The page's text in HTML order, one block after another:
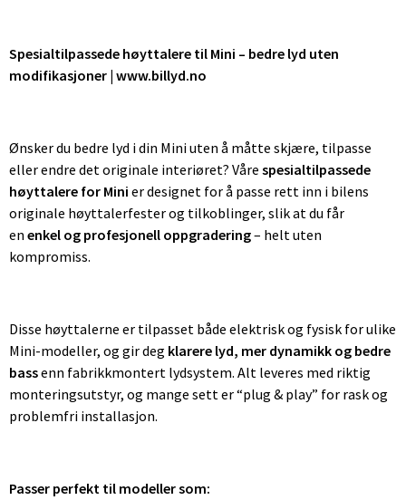
Spesialtilpassede høyttalere til Mini – bedre lyd uten
modifikasjoner | www.billyd.no
Ønsker du bedre lyd i din Mini uten å måtte skjære, tilpasse
eller endre det originale interiøret? Våre spesialtilpassede
høyttalere for Mini er designet for å passe rett inn i bilens
originale høyttalerfester og tilkoblinger, slik at du får
en enkel og profesjonell oppgradering– helt uten
kompromiss.
Disse høyttalerne er tilpasset både elektrisk og fysisk for ulike
Mini-modeller, og gir deg klarere lyd, mer dynamikk og bedre
bassenn fabrikkmontert lydsystem. Alt leveres med riktig
monteringsutstyr, og mange sett er “plug & play” for rask og
problemfri installasjon.
Passer perfekt til modeller som: